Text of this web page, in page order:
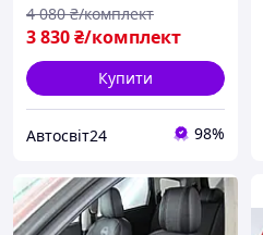
3 830₴/комплект
4 080 ₴/комплект
Купити
Автосвіт24 98%